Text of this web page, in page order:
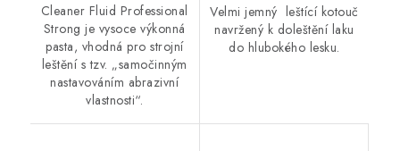
Cleaner Fluid Professional
Strong je vysoce výkonná
pasta, vhodná pro strojní
leštění s tzv. „samočinným
nastavováním abrazivní
vlastnosti“.
Velmi jemný leštící kotouč
navržený k doleštění laku
do hlubokého lesku.